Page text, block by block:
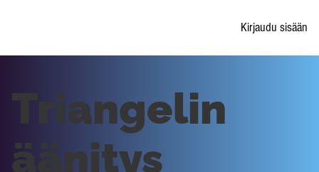
Kirjaudu sisään
Triangelin
äänitys